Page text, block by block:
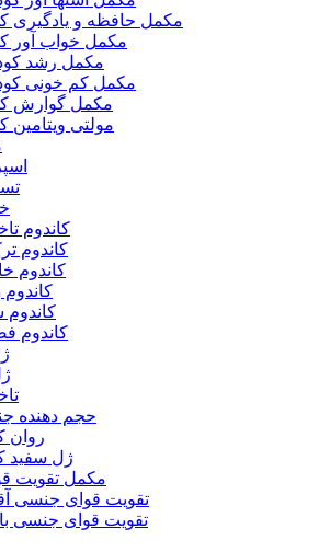
مکمل حافظه و یادگیری
مکمل خواب آور
مکمل رشد
مکمل کم خونی
مکمل گوارش
مولتی ویتامین
کاندوم
کاندوم
کاندوم
کاندوم
کاندوم
کاندوم
حجم دهنده
روان
ژل سفید
مکمل تقویت
تقویت قوای جنسی
تقویت قوای جنسی